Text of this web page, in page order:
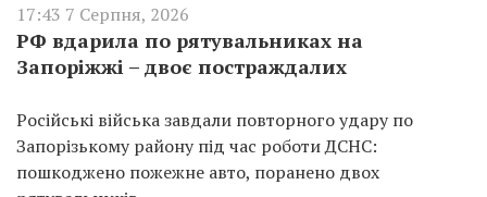
17:43 7 Серпня, 2026
РФ вдарила по рятувальниках на
Запоріжжі – двоє постраждалих
Російські війська завдали повторного удару по
Запорізькому району під час роботи ДСНС:
пошкоджено пожежне авто, поранено двох